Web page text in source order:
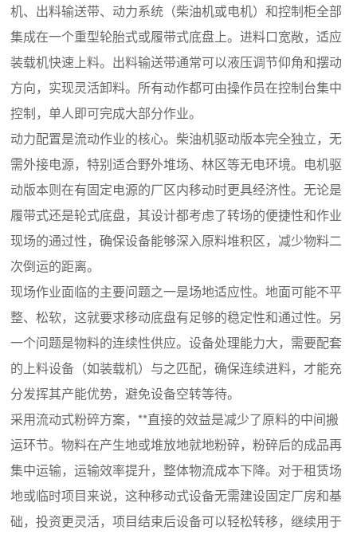
机、出料输送带、动力系统（柴油机或电机）和控制柜全部
集成在一个重型轮胎式或履带式底盘上。进料口宽敞，适应
装载机快速上料。出料输送带通常可以液压调节仰角和摆动
方向，实现灵活卸料。所有动作都可由操作员在控制台集中
控制，单人即可完成大部分作业。
动力配置是流动作业的核心。柴油机驱动版本完全独立，无
需外接电源，特别适合野外堆场、林区等无电环境。电机驱
动版本则在有固定电源的厂区内移动时更具经济性。无论是
履带式还是轮式底盘，其设计都考虑了转场的便捷性和作业
现场的通过性，确保设备能够深入原料堆积区，减少物料二
次倒运的距离。
现场作业面临的主要问题之一是场地适应性。地面可能不平
整、松软，这就要求移动底盘有足够的稳定性和通过性。另
一个问题是物料的连续性供应。设备处理能力大，需要配套
的上料设备（如装载机）与之匹配，确保连续进料，才能充
分发挥其产能优势，避免设备空转等待。
采用流动式粉碎方案，**直接的效益是减少了原料的中间搬
运环节。物料在产生地或堆放地就地粉碎，粉碎后的成品再
集中运输，运输效率提升，整体物流成本下降。对于租赁场
地或临时项目来说，这种移动式设备无需建设固定厂房和基
础，投资更灵活，项目结束后设备可以轻松转移，继续用于